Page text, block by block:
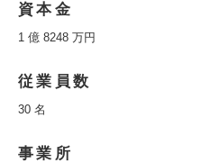
資本金
1 億 8248 万円
従業員数
30 名
事業所